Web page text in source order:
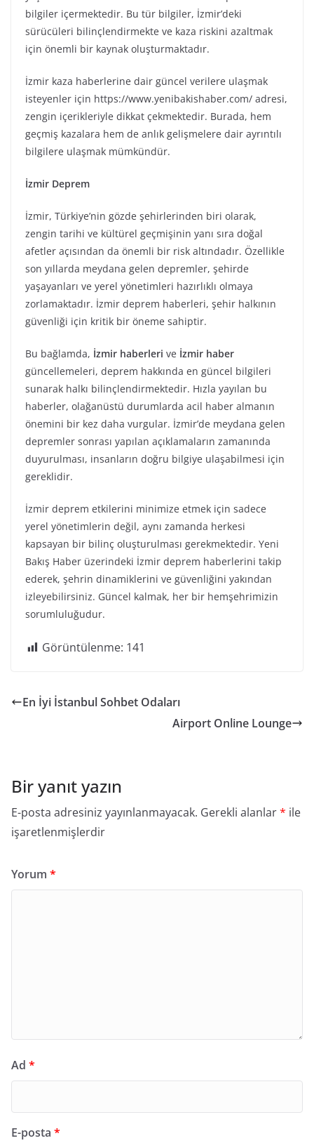
bilgiler içermektedir. Bu tür bilgiler, İzmir’deki
sürücüleri bilinçlendirmekte ve kaza riskini azaltmak
için önemli bir kaynak oluşturmaktadır.
İzmir kaza haberlerine dair güncel verilere ulaşmak
isteyenler için https://www.yenibakishaber.com/ adresi,
zengin içerikleriyle dikkat çekmektedir. Burada, hem
geçmiş kazalara hem de anlık gelişmelere dair ayrıntılı
bilgilere ulaşmak mümkündür.
İzmir Deprem
İzmir, Türkiye’nin gözde şehirlerinden biri olarak,
zengin tarihi ve kültürel geçmişinin yanı sıra doğal
afetler açısından da önemli bir risk altındadır. Özellikle
son yıllarda meydana gelen depremler, şehirde
yaşayanları ve yerel yönetimleri hazırlıklı olmaya
zorlamaktadır. İzmir deprem haberleri, şehir halkının
güvenliği için kritik bir öneme sahiptir.
Bu bağlamda, İzmir haberleri ve İzmir haber
güncellemeleri, deprem hakkında en güncel bilgileri
sunarak halkı bilinçlendirmektedir. Hızla yayılan bu
haberler, olağanüstü durumlarda acil haber almanın
önemini bir kez daha vurgular. İzmir’de meydana gelen
depremler sonrası yapılan açıklamaların zamanında
duyurulması, insanların doğru bilgiye ulaşabilmesi için
gereklidir.
İzmir deprem etkilerini minimize etmek için sadece
yerel yönetimlerin değil, aynı zamanda herkesi
kapsayan bir bilinç oluşturulması gerekmektedir. Yeni
Bakış Haber üzerindeki İzmir deprem haberlerini takip
ederek, şehrin dinamiklerini ve güvenliğini yakından
izleyebilirsiniz. Güncel kalmak, her bir hemşehrimizin
sorumluluğudur.
Görüntülenme: 141
En İyi İstanbul Sohbet Odaları
Airport Online Lounge
Bir yanıt yazın
E-posta adresiniz yayınlanmayacak. Gerekli alanlar* ile
işaretlenmişlerdir
Yorum *
Ad *
E-posta *